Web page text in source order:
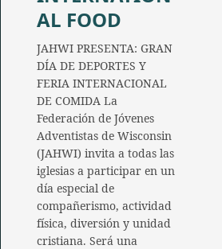
AL FOOD
JAHWI PRESENTA: GRAN
DÍA DE DEPORTES Y
FERIA INTERNACIONAL
DE COMIDA La
Federación de Jóvenes
Adventistas de Wisconsin
(JAHWI) invita a todas las
iglesias a participar en un
día especial de
compañerismo, actividad
física, diversión y unidad
cristiana. Será una